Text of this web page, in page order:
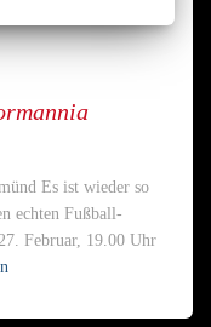
Es ist wieder so
echten Fußball-
Februar, 19.00 Uhr